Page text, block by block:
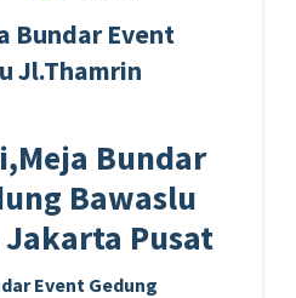
Bundar Event
Jl.Thamrin
Bundar
Bawaslu
Pusat
Event Gedung